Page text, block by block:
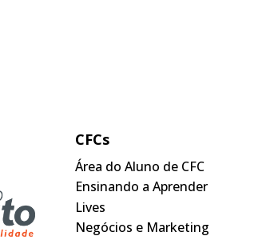
CFCs
Área do Aluno de CFC
Ensinando a Aprender
Lives
Negócios e Marketing